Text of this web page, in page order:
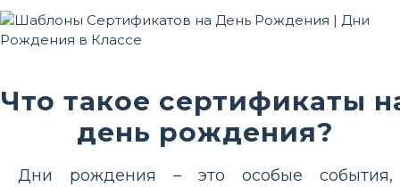
Что такое сертификаты
день рождения?
Дни рождения – это особые события,